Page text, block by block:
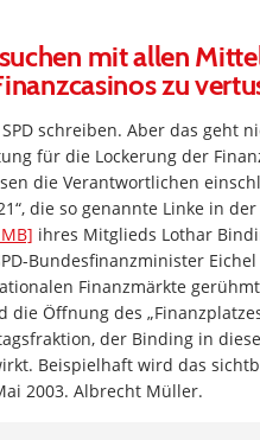
mit allen
zu
schreiben. Aber das geht
für die Lockerung der
die Verantwortlichen
die so genannte Linke in der
ihres Mitglieds Lothar
Bundesfinanzminister
Finanzmärkte
Öffnung des
der Binding in
Beispielhaft wird das
2003. Albrecht Müller.